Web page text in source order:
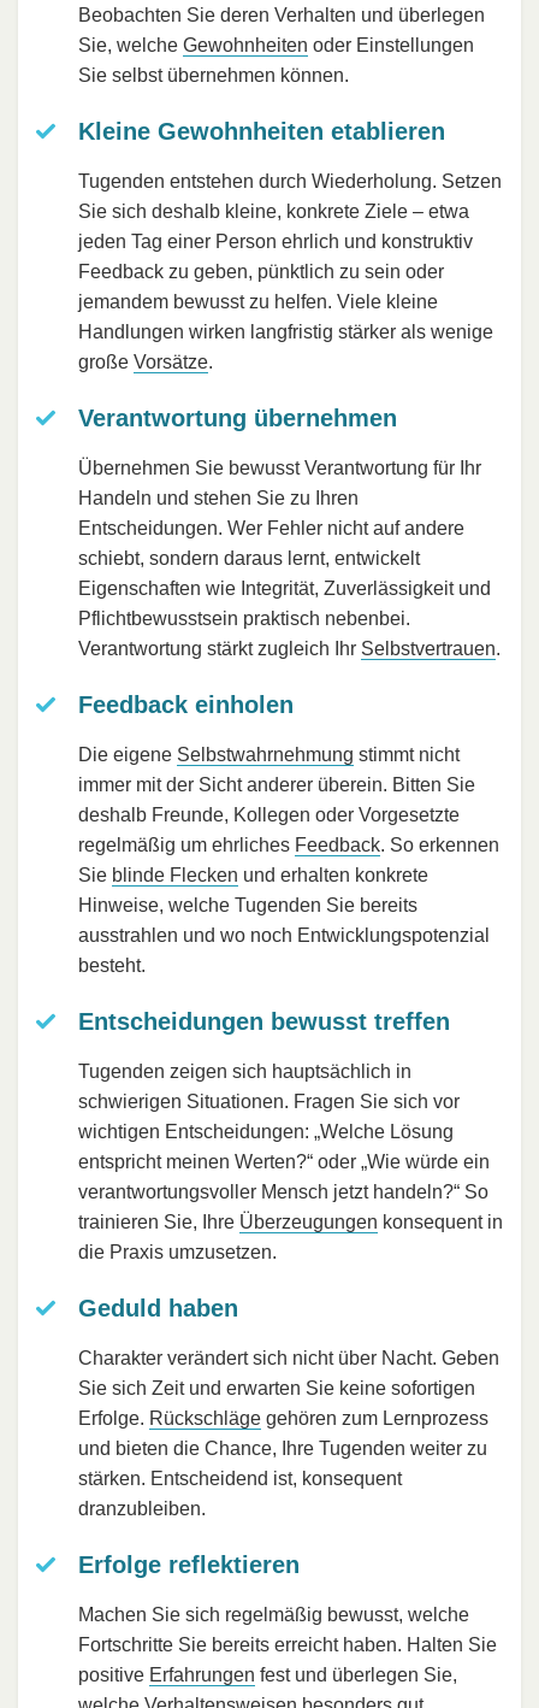
Beobachten Sie deren Verhalten und überlegen
Sie, welche Gewohnheiten oder Einstellungen
Sie selbst übernehmen können.
Kleine Gewohnheiten etablieren
Tugenden entstehen durch Wiederholung. Setzen
Sie sich deshalb kleine, konkrete Ziele – etwa
jeden Tag einer Person ehrlich und konstruktiv
Feedback zu geben, pünktlich zu sein oder
jemandem bewusst zu helfen. Viele kleine
Handlungen wirken langfristig stärker als wenige
große Vorsätze.
Verantwortung übernehmen
Übernehmen Sie bewusst Verantwortung für Ihr
Handeln und stehen Sie zu Ihren
Entscheidungen. Wer Fehler nicht auf andere
schiebt, sondern daraus lernt, entwickelt
Eigenschaften wie Integrität, Zuverlässigkeit und
Pflichtbewusstsein praktisch nebenbei.
Verantwortung stärkt zugleich Ihr Selbstvertrauen.
Feedback einholen
Die eigene Selbstwahrnehmung stimmt nicht
immer mit der Sicht anderer überein. Bitten Sie
deshalb Freunde, Kollegen oder Vorgesetzte
regelmäßig um ehrliches Feedback. So erkennen
Sie blinde Flecken und erhalten konkrete
Hinweise, welche Tugenden Sie bereits
ausstrahlen und wo noch Entwicklungspotenzial
besteht.
Entscheidungen bewusst treffen
Tugenden zeigen sich hauptsächlich in
schwierigen Situationen. Fragen Sie sich vor
wichtigen Entscheidungen: „Welche Lösung
entspricht meinen Werten?“ oder „Wie würde ein
verantwortungsvoller Mensch jetzt handeln?“ So
trainieren Sie, Ihre Überzeugungen konsequent in
die Praxis umzusetzen.
Geduld haben
Charakter verändert sich nicht über Nacht. Geben
Sie sich Zeit und erwarten Sie keine sofortigen
Erfolge. Rückschläge gehören zum Lernprozess
und bieten die Chance, Ihre Tugenden weiter zu
stärken. Entscheidend ist, konsequent
dranzubleiben.
Erfolge reflektieren
Machen Sie sich regelmäßig bewusst, welche
Fortschritte Sie bereits erreicht haben. Halten Sie
positive Erfahrungen fest und überlegen Sie,